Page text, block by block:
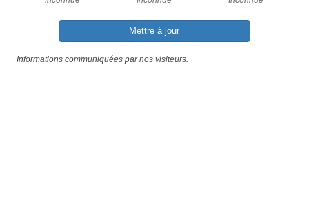
Mettre à jour
Informations communiquées par nos visiteurs.